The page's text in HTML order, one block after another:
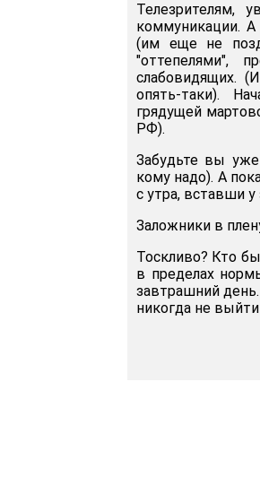
Телезрителям,
коммуникации. А
(им еще не
"оттепелями",
слабовидящих.
опять-таки).
грядущей
РФ).
Забудьте вы
кому надо). А
с утра, вставши у
Заложники в
Тоскливо? Кто
в пределах
завтрашний
никогда не